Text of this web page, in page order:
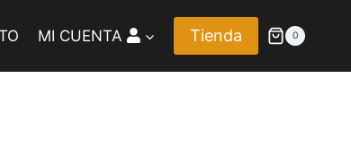
MI CUENTA Tienda 0